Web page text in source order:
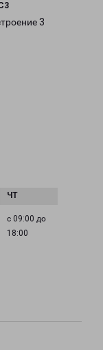
3
с 09:00 до
18:00